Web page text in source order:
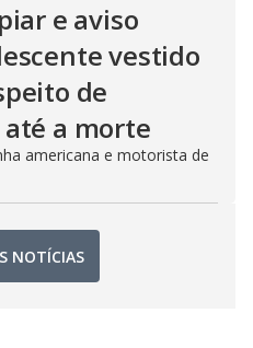
e aviso
vestido
de
a morte
americana e motorista de
NOTÍCIAS